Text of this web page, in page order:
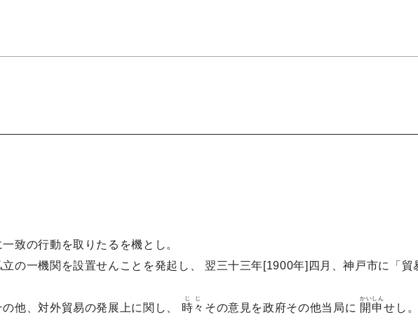
致の行動を取りたるを機とし。
の一機関を設置せんことを発起し、 翌三十三年[1900年]四月、神戸市に「貿
他、対外貿易の発展上に関し、 時々
じじ
その意見を政府その他当局に 開申
かいしん
せし。